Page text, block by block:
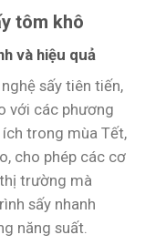
tôm khô
và hiệu quả
sấy tiên tiến,
với các phương
trong mùa Tết,
cho phép các cơ
trường mà
sấy nhanh
năng suất.